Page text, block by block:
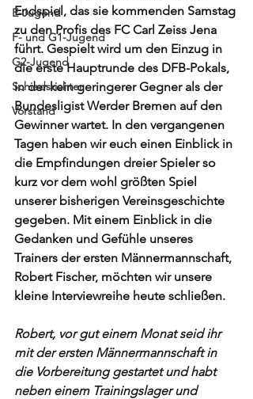
E-Jugend
F- und G1-Jugend
G2-Jugend
Schiedsrichter
Vorstand
Endspiel, das sie kommenden Samstag
zu den Profis des FC Carl Zeiss Jena
führt. Gespielt wird um den Einzug in
die erste Hauptrunde des DFB-Pokals,
in der kein geringerer Gegner als der
Bundesligist Werder Bremen auf den
Gewinner wartet. In den vergangenen
Tagen haben wir euch einen Einblick in
die Empfindungen dreier Spieler so
kurz vor dem wohl größten Spiel
unserer bisherigen Vereinsgeschichte
gegeben. Mit einem Einblick in die
Gedanken und Gefühle unseres
Trainers der ersten Männermannschaft,
Robert Fischer, möchten wir unsere
kleine Interviewreihe heute schließen.
Robert, vor gut einem Monat seid ihr
mit der ersten Männermannschaft in
die Vorbereitung gestartet und habt
neben einem Trainingslager und